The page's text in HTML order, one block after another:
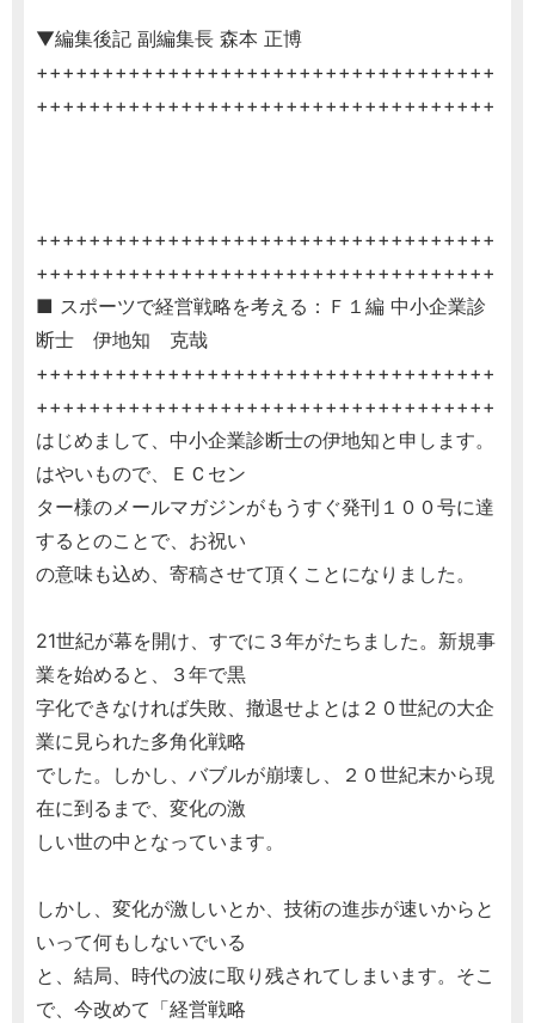
▼編集後記 副編集長 森本 正博
+++++++++++++++++++++++++++++++++++
+++++++++++++++++++++++++++++++++++
+++++++++++++++++++++++++++++++++++
+++++++++++++++++++++++++++++++++++
■ スポーツで経営戦略を考える：Ｆ１編 中小企業診
断士 伊地知 克哉
+++++++++++++++++++++++++++++++++++
+++++++++++++++++++++++++++++++++++
はじめまして、中小企業診断士の伊地知と申します。
はやいもので、ＥＣセン
ター様のメールマガジンがもうすぐ発刊１００号に達
するとのことで、お祝い
の意味も込め、寄稿させて頂くことになりました。
21世紀が幕を開け、すでに３年がたちました。新規事
業を始めると、３年で黒
字化できなければ失敗、撤退せよとは２０世紀の大企
業に見られた多角化戦略
でした。しかし、バブルが崩壊し、２０世紀末から現
在に到るまで、変化の激
しい世の中となっています。
しかし、変化が激しいとか、技術の進歩が速いからと
いって何もしないでいる
と、結局、時代の波に取り残されてしまいます。そこ
で、今改めて「経営戦略